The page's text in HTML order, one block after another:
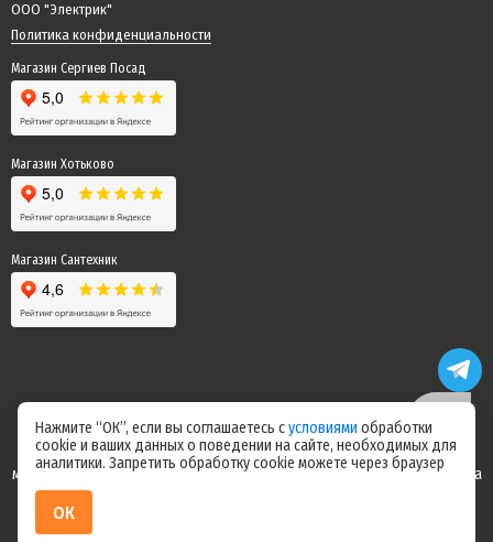
ООО "Электрик"
Политика конфиденциальности
Магазин Сергиев Посад
Магазин Хотьково
Магазин Сантехник
Цены на сайте не являются офертой! Актуальные цены уточняйте у
менеджера после оформления заказа! Спасибо за понимание! Команда
Нажмите “ОК”, если вы соглашаетесь сусловиями обработки
cookie и ваших данных о поведении на сайте, необходимых для
аналитики. Запретить обработку cookie можете через браузер
ОК